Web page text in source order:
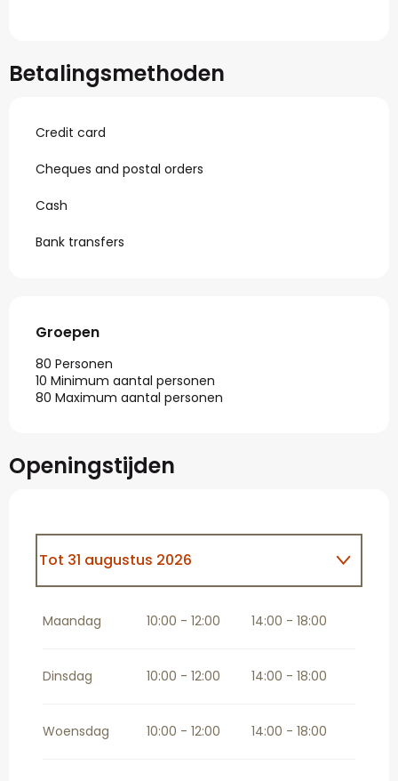
Betalingsmethoden
Credit card
Cheques and postal orders
Cash
Bank transfers
Groepen
Groepen
80 Personen
10 Minimum aantal personen
80 Maximum aantal personen
Openingstijden
Tot 31 augustus 2026
oktober 2026
november 2026
Maandag 10:00 - 12:00 14:00 - 18:00
Dinsdag 10:00 - 12:00 14:00 - 18:00
Woensdag 10:00 - 12:00 14:00 - 18:00